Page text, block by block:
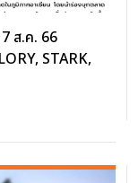
ส.ค. 66
STARK,